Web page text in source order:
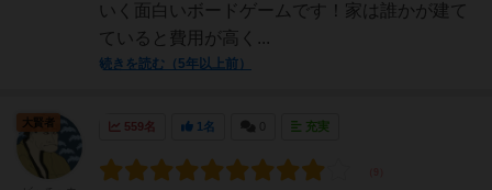
いく面白いボードゲームです！家は誰かが建て
ていると費用が高く...
続きを読む（5年以上前）
559名 1名 充実
大賢者